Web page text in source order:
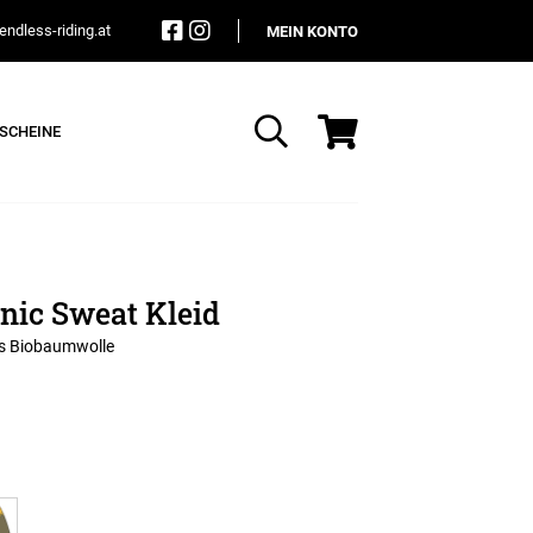
riding.at MEIN KONTO
Suche
Sweat Kleid
Biobaumwolle